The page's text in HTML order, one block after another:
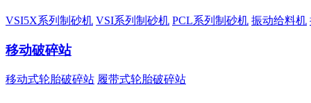
VSI5X系列制砂机 VSI系列制砂机 PCL系列制砂机 振动给料机
移动破碎站
移动式轮胎破碎站 履带式轮胎破碎站